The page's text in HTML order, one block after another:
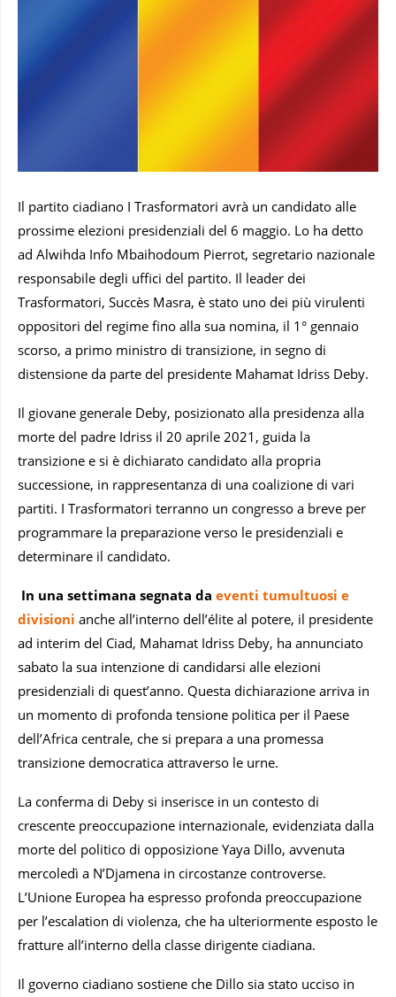
Il partito ciadiano I Trasformatori avrà un candidato alle
prossime elezioni presidenziali del 6 maggio. Lo ha detto
ad Alwihda Info Mbaihodoum Pierrot, segretario nazionale
responsabile degli uffici del partito. Il leader dei
Trasformatori, Succès Masra, è stato uno dei più virulenti
oppositori del regime fino alla sua nomina, il 1° gennaio
scorso, a primo ministro di transizione, in segno di
distensione da parte del presidente Mahamat Idriss Deby.
Il giovane generale Deby, posizionato alla presidenza alla
morte del padre Idriss il 20 aprile 2021, guida la
transizione e si è dichiarato candidato alla propria
successione, in rappresentanza di una coalizione di vari
partiti. I Trasformatori terranno un congresso a breve per
programmare la preparazione verso le presidenziali e
determinare il candidato.
In una settimana segnata da eventi tumultuosi e
divisioni anche all’interno dell’élite al potere, il presidente
ad interim del Ciad, Mahamat Idriss Deby, ha annunciato
sabato la sua intenzione di candidarsi alle elezioni
presidenziali di quest’anno. Questa dichiarazione arriva in
un momento di profonda tensione politica per il Paese
dell’Africa centrale, che si prepara a una promessa
transizione democratica attraverso le urne.
La conferma di Deby si inserisce in un contesto di
crescente preoccupazione internazionale, evidenziata dalla
morte del politico di opposizione Yaya Dillo, avvenuta
mercoledì a N’Djamena in circostanze controverse.
L’Unione Europea ha espresso profonda preoccupazione
per l’escalation di violenza, che ha ulteriormente esposto le
fratture all’interno della classe dirigente ciadiana.
Il governo ciadiano sostiene che Dillo sia stato ucciso in